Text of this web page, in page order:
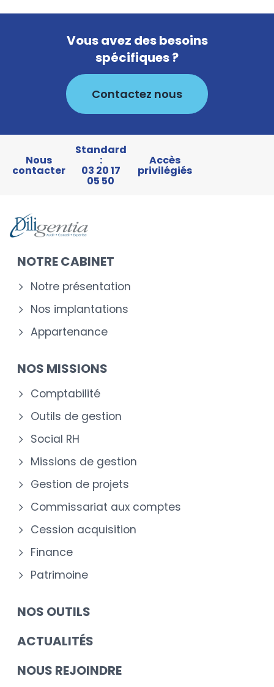
Vous avez des besoins
spécifiques ?
Contactez nous
Nous
contacter
Standard
:
03 20 17
05 50
Accès
privilégiés
NOTRE CABINET
Notre présentation
Nos implantations
Appartenance
NOS MISSIONS
Comptabilité
Outils de gestion
Social RH
Missions de gestion
Gestion de projets
Commissariat aux comptes
Cession acquisition
Finance
Patrimoine
NOS OUTILS
ACTUALITÉS
NOUS REJOINDRE